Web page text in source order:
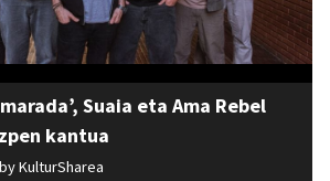
Suaia eta Ama Rebel
kantua
KulturSharea